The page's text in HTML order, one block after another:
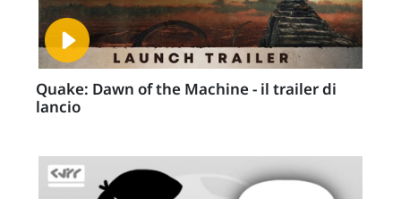
Quake: Dawn of the Machine - il trailer di
lancio